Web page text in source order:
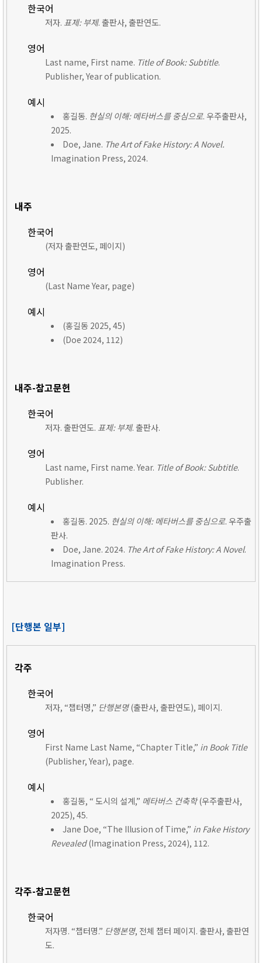
한국어
저자. 표제: 부제. 출판사, 출판연도.
영어
Last name, First name. Title of Book: Subtitle.
Publisher, Year of publication.
예시
홍길동. 현실의 이해: 메타버스를 중심으로. 우주출판사,
2025.
Doe, Jane. The Art of Fake History: A Novel.
Imagination Press, 2024.
내주
한국어
(저자 출판연도, 페이지)
영어
(Last Name Year, page)
예시
(홍길동 2025, 45)
(Doe 2024, 112)
내주-참고문헌
한국어
저자. 출판연도. 표제: 부제. 출판사.
영어
Last name, First name. Year. Title of Book: Subtitle.
Publisher.
예시
홍길동. 2025. 현실의 이해: 메타버스를 중심으로. 우주출
판사.
Doe, Jane. 2024. The Art of Fake History: A Novel.
Imagination Press.
[단행본 일부]
각주
한국어
저자, “챕터명,” 단행본명(출판사, 출판연도), 페이지.
영어
First Name Last Name, “Chapter Title,” in Book Title
(Publisher, Year), page.
예시
홍길동, “ 도시의 설계,” 메타버스 건축학(우주출판사,
2025), 45.
Jane Doe, “The Illusion of Time,” in Fake History
Revealed(Imagination Press, 2024), 112.
각주-참고문헌
한국어
저자명. “챕터명.” 단행본명, 전체 챕터 페이지. 출판사, 출판연
도.